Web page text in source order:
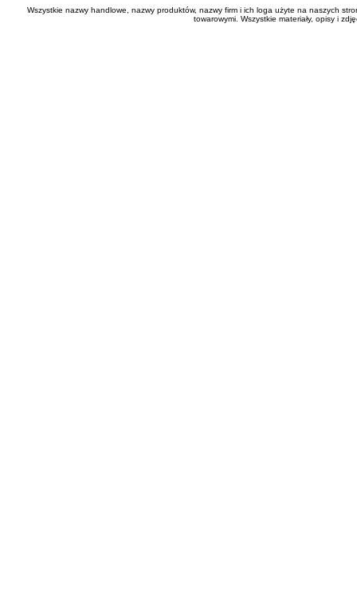
Wszystkie nazwy handlowe, nazwy produktów, nazwy firm i ich loga użyte na naszych
towarowymi. Wszystkie materiały, opisy i